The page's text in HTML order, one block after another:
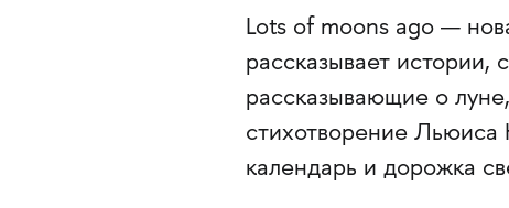
Lots of moons ago —
рассказывает истории,
рассказывающие о
стихотворение Льюиса
календарь и дорожка